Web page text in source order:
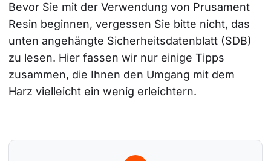
Bevor Sie mit der Verwendung von Prusament
Resin beginnen, vergessen Sie bitte nicht, das
unten angehängte Sicherheitsdatenblatt (SDB)
zu lesen. Hier fassen wir nur einige Tipps
zusammen, die Ihnen den Umgang mit dem
Harz vielleicht ein wenig erleichtern.